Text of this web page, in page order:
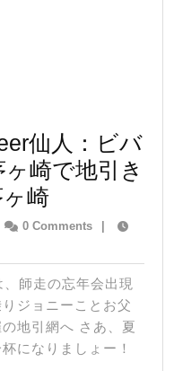
！
仙人：ビバ
崎で地引き
崎art
work
Beer
仙
人：
0 Comments
|
師走の忘年会出現
ジョニーことお父
地引網へ さあ、夏
になりましょー！